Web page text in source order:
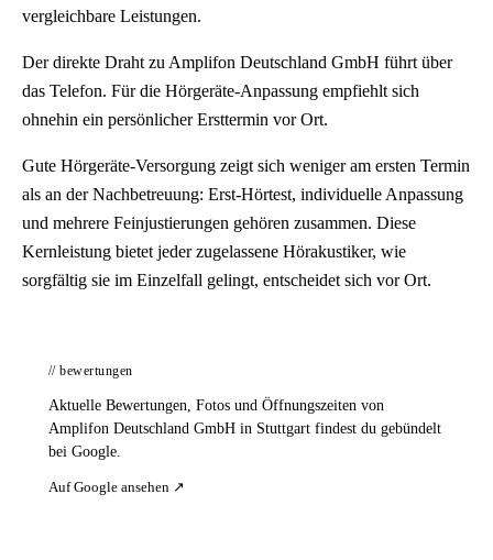
vergleichbare Leistungen.
Der direkte Draht zu Amplifon Deutschland GmbH führt über
das Telefon. Für die Hörgeräte-Anpassung empfiehlt sich
ohnehin ein persönlicher Ersttermin vor Ort.
Gute Hörgeräte-Versorgung zeigt sich weniger am ersten Termin
als an der Nachbetreuung: Erst-Hörtest, individuelle Anpassung
und mehrere Feinjustierungen gehören zusammen. Diese
Kernleistung bietet jeder zugelassene Hörakustiker, wie
sorgfältig sie im Einzelfall gelingt, entscheidet sich vor Ort.
// bewertungen
Aktuelle Bewertungen, Fotos und Öffnungszeiten von
Amplifon Deutschland GmbH in Stuttgart findest du gebündelt
bei Google.
Auf Google ansehen ↗